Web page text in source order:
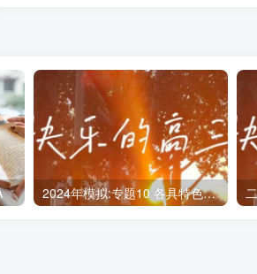
劳动者权利和义务的协议。（ × ）
双方权利和义务的协议。
务，并且不得解除劳动合同。（ × ）
务，并且不得随意解除劳动合同。
2024年模拟:专题10 各具特色的国家与国际组织